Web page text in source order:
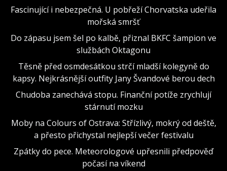
Fascinující i nebezpečná. U pobřeží Chorvatska udeřila
mořská smršť
Do zápasu jsem šel po kalbě, přiznal BKFC šampion ve
službách Oktagonu
Těsně před osmdesátkou strčí mladší kolegyně do
kapsy. Nejkrásnější outfity Jany Švandové berou dech
Chudoba zanechává stopu. Finanční potíže zrychlují
stárnutí mozku
Moby na Colours of Ostrava: Střízlivý, mokrý od deště,
a přesto přichystal nejlepší večer festivalu
Zpátky do pece. Meteorologové upřesnili předpověď
počasí na víkend